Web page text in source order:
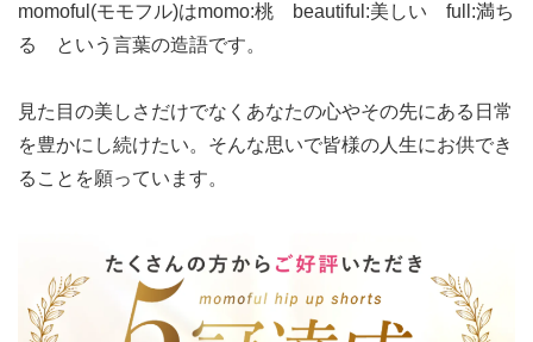
momoful(モモフル)はmomo:桃 beautiful:美しい full:満ち
る という言葉の造語です。
見た目の美しさだけでなくあなたの心やその先にある日常
を豊かにし続けたい。そんな思いで皆様の人生にお供でき
ることを願っています。